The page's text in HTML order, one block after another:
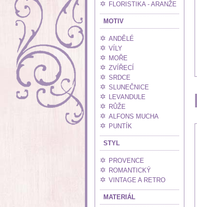
FLORISTIKA - ARANŽE
MOTIV
ANDĚLÉ
VÍLY
MOŘE
ZVÍŘECÍ
SRDCE
SLUNEČNICE
LEVANDULE
RŮŽE
ALFONS MUCHA
PUNTÍK
STYL
PROVENCE
ROMANTICKÝ
VINTAGE A RETRO
MATERIÁL